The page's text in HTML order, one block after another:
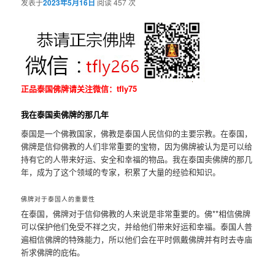
正品泰国佛牌请关注微信：tfly75
我在泰国卖佛牌的那几年
泰国是一个佛教国家，佛教是泰国人民信仰的主要宗教。在泰国，
佛牌是信仰佛教的人们非常重要的宝物，因为佛牌被认为是可以给
持有它的人带来好运、安全和幸福的物品。我在泰国卖佛牌的那几
年，成为了这个领域的专家，积累了大量的经验和知识。
佛牌对于泰国人的重要性
在泰国，佛牌对于信仰佛教的人来说是非常重要的。佛**相信佛牌
可以保护他们免受不祥之灾，并给他们带来好运和幸福。泰国人普
遍相信佛牌的特殊能力，所以他们会在平时佩戴佛牌并有时去寺庙
祈求佛牌的庇佑。